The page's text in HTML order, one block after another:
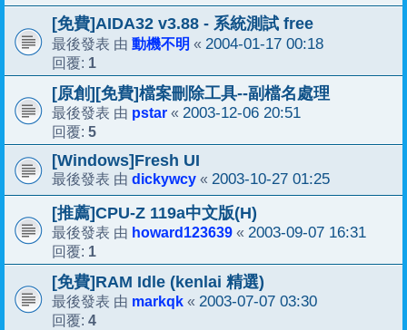
[免費]AIDA32 v3.88 - 系統測試 free
最後發表 由 動機不明 « 2004-01-17 00:18
回覆: 1
[原創][免費]檔案刪除工具--副檔名處理
最後發表 由 pstar « 2003-12-06 20:51
回覆: 5
[Windows]Fresh UI
最後發表 由 dickywcy « 2003-10-27 01:25
[推薦]CPU-Z 119a中文版(H)
最後發表 由 howard123639 « 2003-09-07 16:31
回覆: 1
[免費]RAM Idle (kenlai 精選)
最後發表 由 markqk « 2003-07-07 03:30
回覆: 4